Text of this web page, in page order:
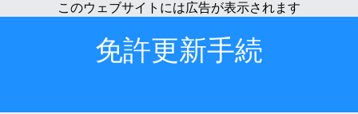
免許更新手続